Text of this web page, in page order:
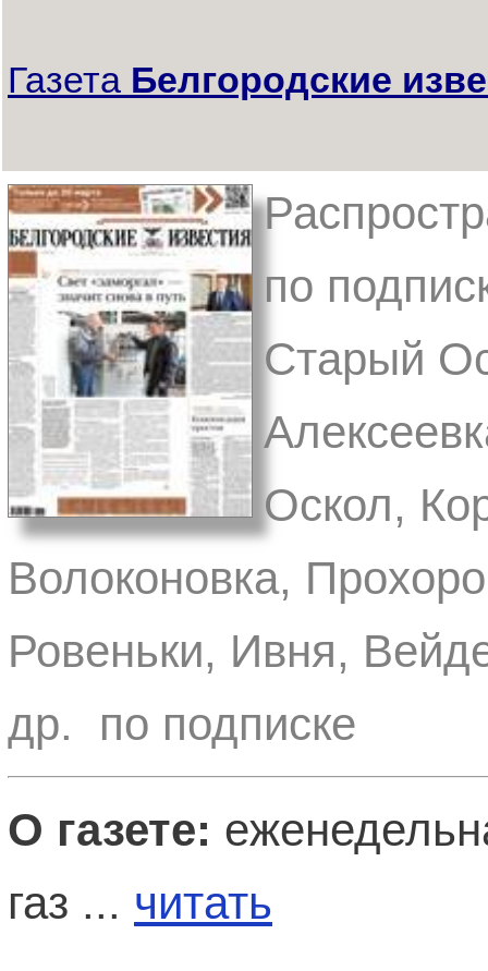
Газета Белгородские
по
Старый
Оскол,
Волоконовка,
Ровеньки, Ивня,
др. по подписке
О газете:
газ ... читать